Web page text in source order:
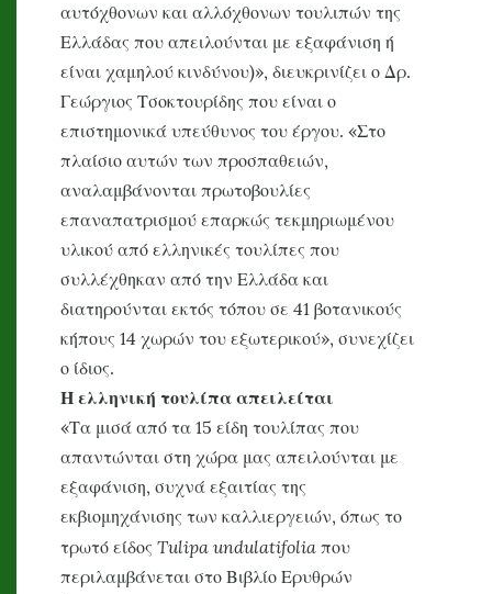
αυτόχθονων και αλλόχθονων τουλιπών της
Ελλάδας που απειλούνται με εξαφάνιση ή
είναι χαμηλού κινδύνου)», διευκρινίζει ο Δρ.
Γεώργιος Τσοκτουρίδης που είναι ο
επιστημονικά υπεύθυνος του έργου. «Στο
πλαίσιο αυτών των προσπαθειών,
αναλαμβάνονται πρωτοβουλίες
επαναπατρισμού επαρκώς τεκμηριωμένου
υλικού από ελληνικές τουλίπες που
συλλέχθηκαν από την Ελλάδα και
διατηρούνται εκτός τόπου σε 41 βοτανικούς
κήπους 14 χωρών του εξωτερικού», συνεχίζει
ο ίδιος.
Η ελληνική τουλίπα απειλείται
«Τα μισά από τα 15 είδη τουλίπας που
απαντώνται στη χώρα μας απειλούνται με
εξαφάνιση, συχνά εξαιτίας της
εκβιομηχάνισης των καλλιεργειών, όπως το
τρωτό είδοςTulipa undulatifoliaπου
περιλαμβάνεται στο Βιβλίο Ερυθρών